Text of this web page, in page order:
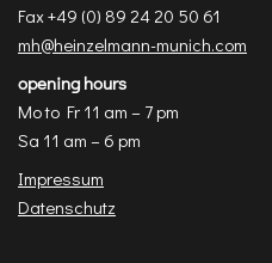
Fax +49 (0) 89 24 20 50 61
mh@heinzelmann-munich.com
opening hours
Mo to Fr 11 am – 7 pm
Sa 11 am – 6 pm
Impressum
Datenschutz